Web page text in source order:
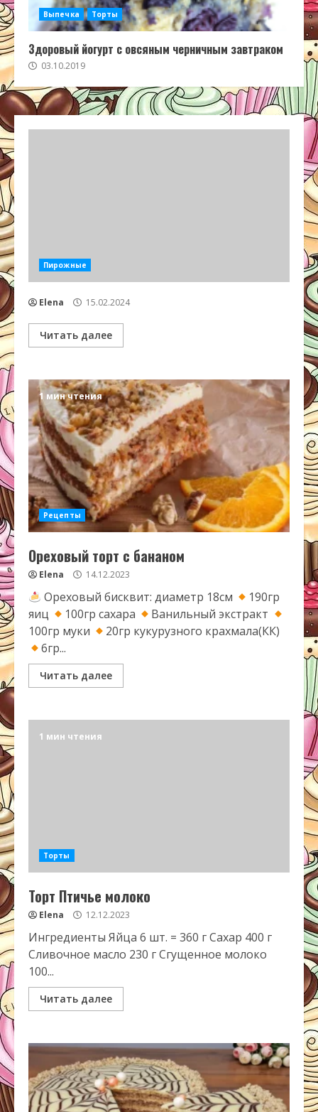
Выпечка Торты
Здоровый йогурт с овсяным черничным завтраком
03.10.2019
Пирожные
Elena 15.02.2024
Читать далее
1 мин чтения
Рецепты
Ореховый торт с бананом
Elena 14.12.2023
Ореховый бисквит: диаметр 18см
190гр
яиц
100гр сахара
Ванильный экстракт
100гр муки
20гр кукурузного крахмала(КК)
6гр...
Читать далее
1 мин чтения
Торты
Торт Птичье молоко
Elena 12.12.2023
Ингредиенты Яйца 6 шт. = 360 г Сахар 400 г
Сливочное масло 230 г Сгущенное молоко
100...
Читать далее